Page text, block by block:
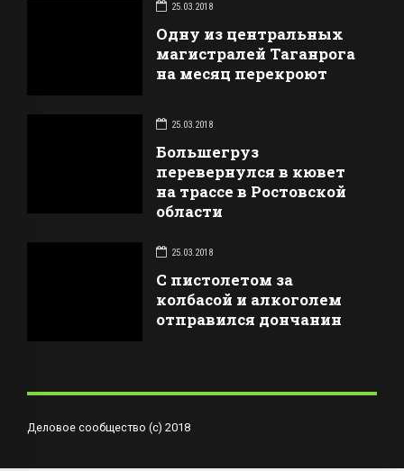
25.03.2018
Одну из центральных
магистралей Таганрога
на месяц перекроют
25.03.2018
Большегруз
перевернулся в кювет
на трассе в Ростовской
области
25.03.2018
С пистолетом за
колбасой и алкоголем
отправился дончанин
Деловое сообщество (с) 2018